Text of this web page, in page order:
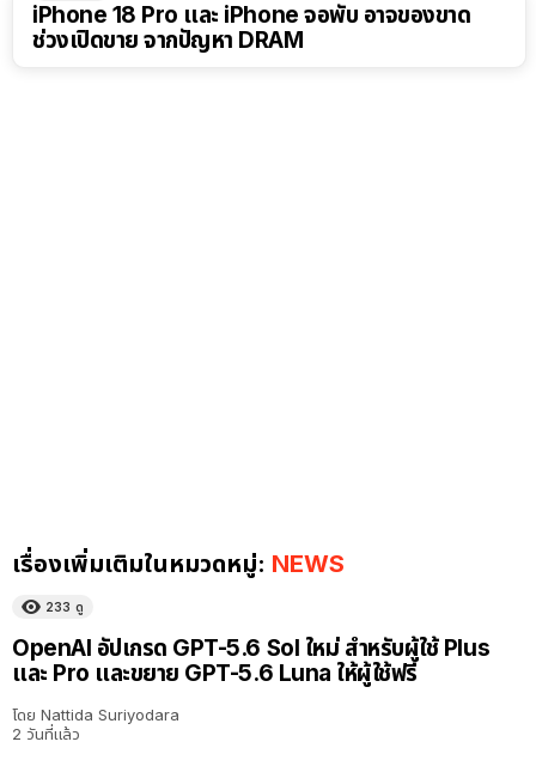
iPhone 18 Pro และ iPhone จอพับ อาจของขาด
ช่วงเปิดขาย จากปัญหา DRAM
เรื่องเพิ่มเติมในหมวดหมู่: NEWS
233 ดู
OpenAI อัปเกรด GPT-5.6 Sol ใหม่ สำหรับผู้ใช้ Plus
และ Pro และขยาย GPT-5.6 Luna ให้ผู้ใช้ฟรี
โดย Nattida Suriyodara
2 วันที่แล้ว